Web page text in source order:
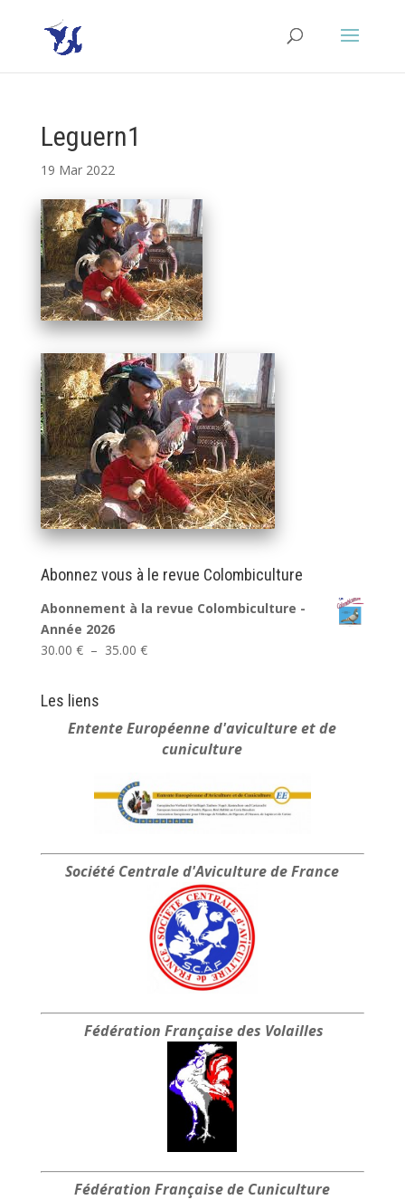
Leguern1
19 Mar 2022
Abonnez vous à le revue Colombiculture
Abonnement à la revue Colombiculture -
Année 2026
30.00 € – 35.00 €Plage
à
35.00 €
Les liens
Entente Européenned'aviculture et de
cuniculture
Société Centraled'Aviculture de France
Fédération Française des Volailles
Fédération Française de Cuniculture